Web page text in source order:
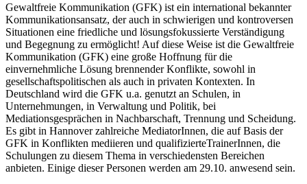
Gewaltfreie Kommunikation (GFK) ist ein international bekannter
Kommunikationsansatz, der auch in schwierigen und kontroversen
Situationen eine friedliche und lösungsfokussierte Verständigung
und Begegnung zu ermöglicht! Auf diese Weise ist die Gewaltfreie
Kommunikation (GFK) eine große Hoffnung für die
einvernehmliche Lösung brennender Konflikte, sowohl in
gesellschaftspolitischen als auch in privaten Kontexten. In
Deutschland wird die GFK u.a. genutzt an Schulen, in
Unternehmungen, in Verwaltung und Politik, bei
Mediationsgesprächen in Nachbarschaft, Trennung und Scheidung.
Es gibt in Hannover zahlreiche MediatorInnen, die auf Basis der
GFK in Konflikten mediieren und qualifizierteTrainerInnen, die
Schulungen zu diesem Thema in verschiedensten Bereichen
anbieten. Einige dieser Personen werden am 29.10. anwesend sein.